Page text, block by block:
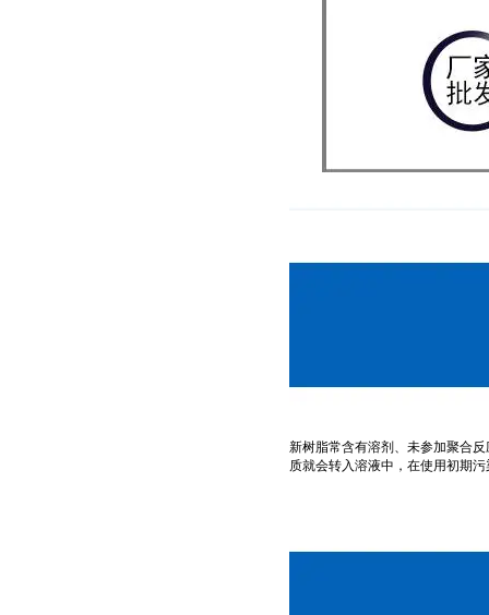
新树脂常含有溶剂、未参加聚合
质就会转入溶液中，在使用初期